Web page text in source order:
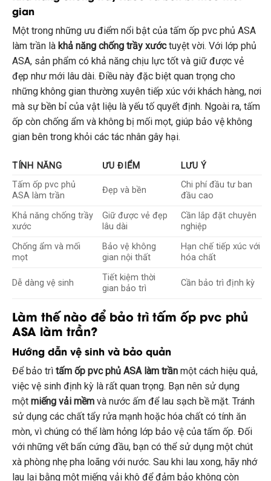
gian
Một trong những ưu điểm nổi bật của tấm ốp pvc phủ ASA
làm trần là khả năng chống trầy xướctuyệt vời. Với lớp phủ
ASA, sản phẩm có khả năng chịu lực tốt và giữ được vẻ
đẹp như mới lâu dài. Điều này đặc biệt quan trọng cho
những không gian thường xuyên tiếp xúc với khách hàng, nơi
mà sự bền bỉ của vật liệu là yếu tố quyết định. Ngoài ra, tấm
ốp còn chống ẩm và không bị mối mọt, giúp bảo vệ không
gian bên trong khỏi các tác nhân gây hại.
TÍNH NĂNG ƯU ĐIỂM
LƯU Ý
Tấm ốp pvc phủ
ASA làm trần
Đẹp và bền
Chi phí đầu tư ban
đầu cao
Khả năng chống trầy
xước
Giữ được vẻ đẹp
lâu dài
Cần lắp đặt chuyên
nghiệp
Chống ẩm và mối
mọt
Bảo vệ không
gian nội thất
Hạn chế tiếp xúc với
hóa chất
Dễ dàng vệ sinh
Tiết kiệm thời
gian bảo trì
Cần bảo trì định kỳ
Làm thế nào để bảo trì tấm ốp pvc phủ
ASA làm trần?
Hướng dẫn vệ sinh và bảo quản
Để bảo trì tấm ốp pvc phủ ASA làm trần một cách hiệu quả,
việc vệ sinh định kỳ là rất quan trọng. Bạn nên sử dụng
một miếng vải mềm và nước ấm để lau sạch bề mặt. Tránh
sử dụng các chất tẩy rửa mạnh hoặc hóa chất có tính ăn
mòn, vì chúng có thể làm hỏng lớp bảo vệ của tấm ốp. Đối
với những vết bẩn cứng đầu, bạn có thể sử dụng một chút
xà phòng nhẹ pha loãng với nước. Sau khi lau xong, hãy nhớ
lau lại bằng một miếng vải khô để đảm bảo không còn